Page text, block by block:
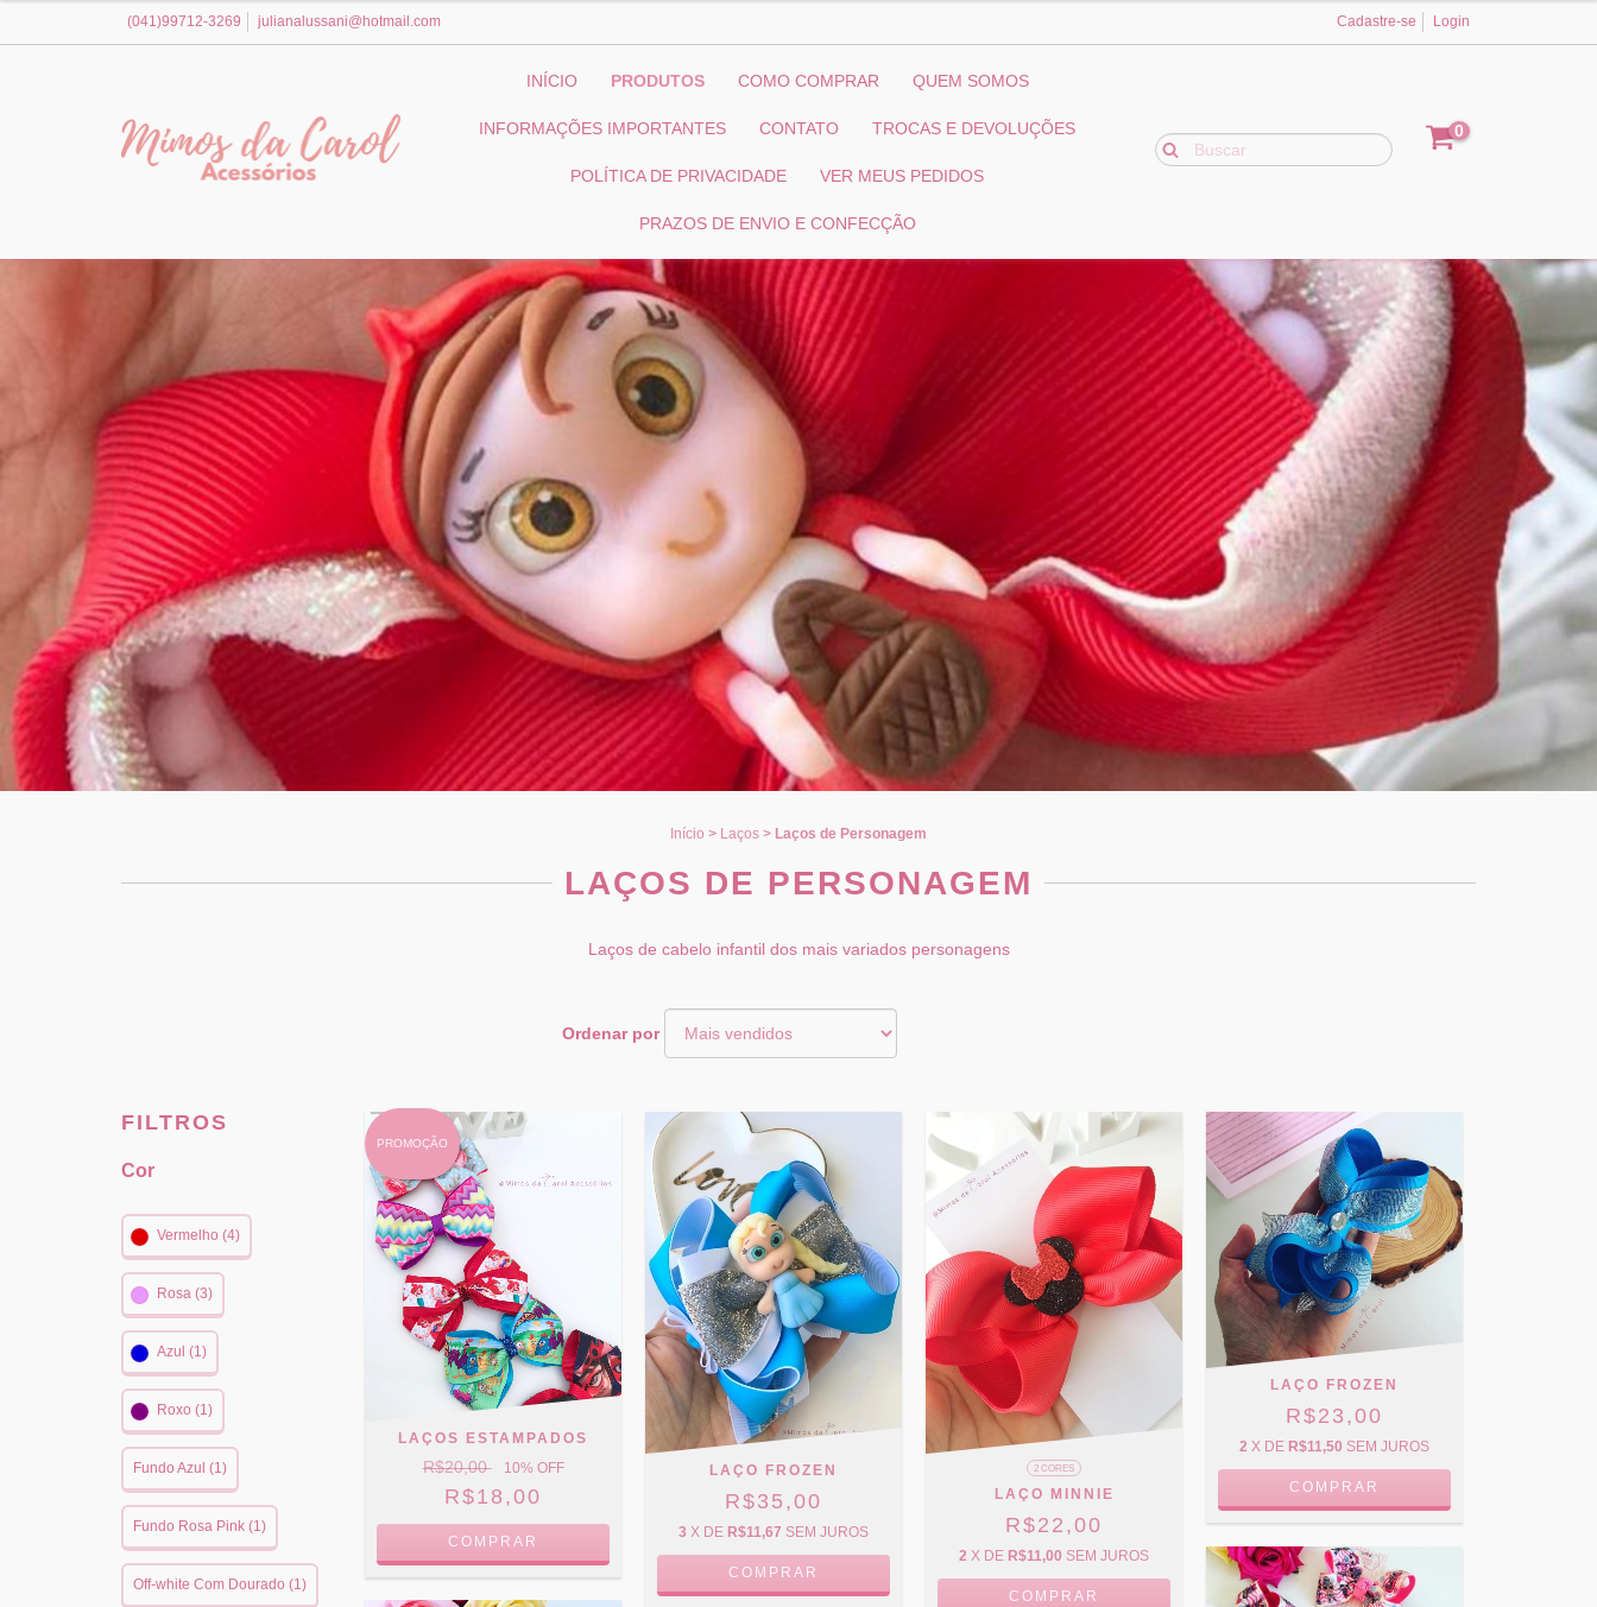
(041)99712-3269 julianalussani@hotmail.com Cadastre-se Login
INÍCIO PRODUTOS COMO COMPRAR QUEM SOMOS
INFORMAÇÕES IMPORTANTES CONTATO TROCAS E DEVOLUÇÕES
POLÍTICA DE PRIVACIDADE VER MEUS PEDIDOS
PRAZOS DE ENVIO E CONFECÇÃO
0
Início > Laços > Laços de Personagem
LAÇOS DE PERSONAGEM
Laços de cabelo infantil dos mais variados personagens
Ordenar por
FILTROS
Cor
Vermelho (4)
Rosa (3)
Azul (1)
Roxo (1)
Fundo Azul (1)
Fundo Rosa Pink (1)
Off-white Com Dourado (1)
PROMOÇÃO
LAÇOS ESTAMPADOS
R$20,00 10% OFF
R$18,00
COMPRAR
LAÇO FROZEN
R$35,00
3 X DE R$11,67 SEM JUROS
COMPRAR
2 CORES
LAÇO MINNIE
R$22,00
2 X DE R$11,00 SEM JUROS
COMPRAR
LAÇO FROZEN
R$23,00
2 X DE R$11,50 SEM JUROS
COMPRAR